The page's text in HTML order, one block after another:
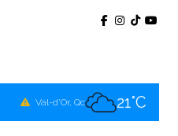
Val-d'Or, Qc 21°C